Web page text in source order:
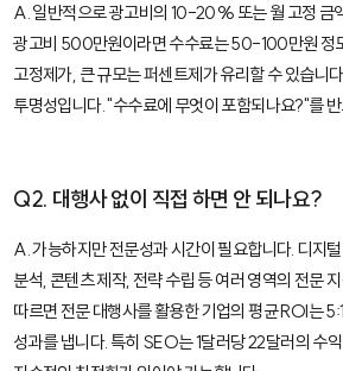
A. 일반적으로 광고비의 10-20% 또는 월 고정 금
광고비 500만원이라면 수수료는 50-100만원 정
고정제가, 큰 규모는 퍼센트제가 유리할 수 있습니
투명성입니다. "수수료에 무엇이 포함되나요?"를
Q2. 대행사 없이 직접 하면 안 되나요?
A. 가능하지만 전문성과 시간이 필요합니다. 디지
분석, 콘텐츠 제작, 전략 수립 등 여러 영역의 전문
따르면 전문 대행사를 활용한 기업의 평균 ROI는
성과를 냅니다. 특히 SEO는 1달러당 22달러의 수